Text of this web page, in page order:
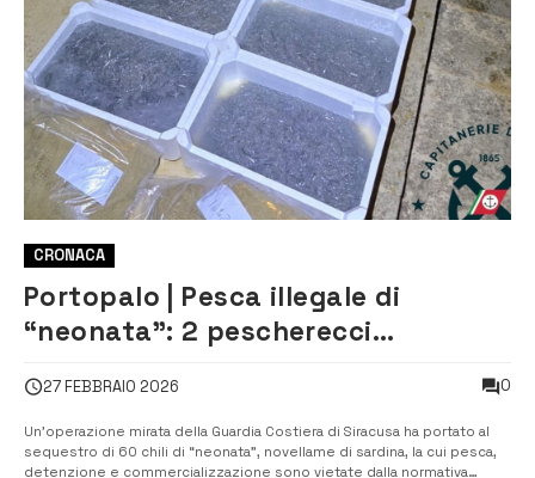
CRONACA
Portopalo | Pesca illegale di
“neonata”: 2 pescherecci
Sequestrati oltre 60 chili
27 FEBBRAIO 2026 0
Un’operazione mirata della Guardia Costiera di Siracusa ha portato al
sequestro di 60 chili di “neonata”, novellame di sardina, la cui pesca,
detenzione e commercializzazione sono vietate dalla normativa